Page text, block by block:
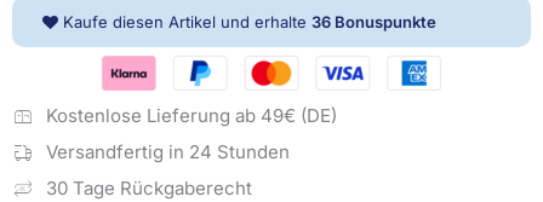
MengeKaufe diesen Artikel und erhalte 36 Bonuspunkte
Kostenlose Lieferung ab 49€ (DE)
Versandfertig in 24 Stunden
30 Tage Rückgaberecht